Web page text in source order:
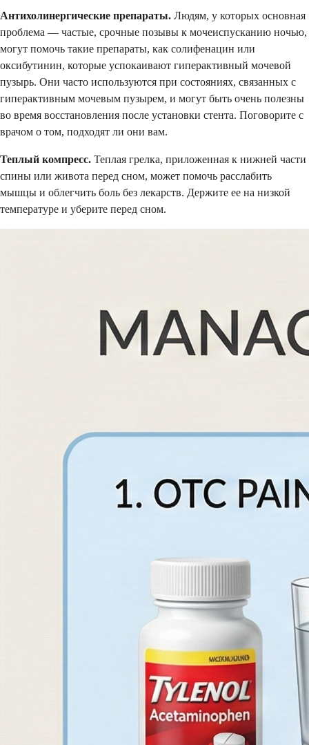
Антихолинергические препараты. Людям, у которых основная
проблема — частые, срочные позывы к мочеиспусканию ночью,
могут помочь такие препараты, как солифенацин или
оксибутинин, которые успокаивают гиперактивный мочевой
пузырь. Они часто используются при состояниях, связанных с
гиперактивным мочевым пузырем, и могут быть очень полезны
во время восстановления после установки стента. Поговорите с
врачом о том, подходят ли они вам.
Теплый компресс. Теплая грелка, приложенная к нижней части
спины или живота перед сном, может помочь расслабить
мышцы и облегчить боль без лекарств. Держите ее на низкой
температуре и уберите перед сном.